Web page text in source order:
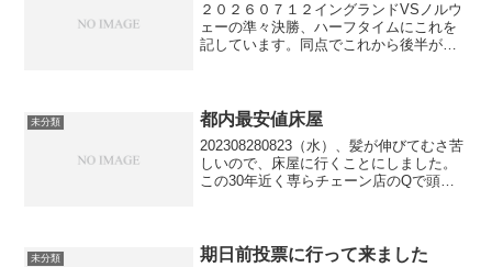
２０２６０７１２イングランドVSノルウ
ェーの準々決勝、ハーフタイムにこれを
記しています。同点でこれから後半がス
が、TV生中継はなし。...
未分類 都内最安値床屋
202308280823（水）、髪が伸びてむさ苦
しいので、床屋に行くことにしました。
この30年近く専らチェーン店のQで頭を
未分類 期日前投票に行って来ました